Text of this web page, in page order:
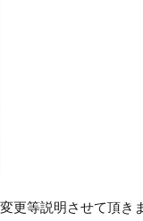
更等説明させて頂き